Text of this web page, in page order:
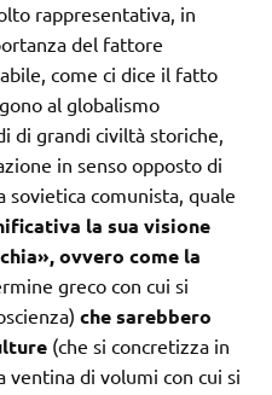
rappresentativa, in
del fattore
come ci dice il fatto
al globalismo
di grandi civiltà storiche,
in senso opposto di
sovietica comunista, quale
la sua visione
ovvero come la
greco con cui si
che sarebbero
(che si concretizza in
di volumi con cui si